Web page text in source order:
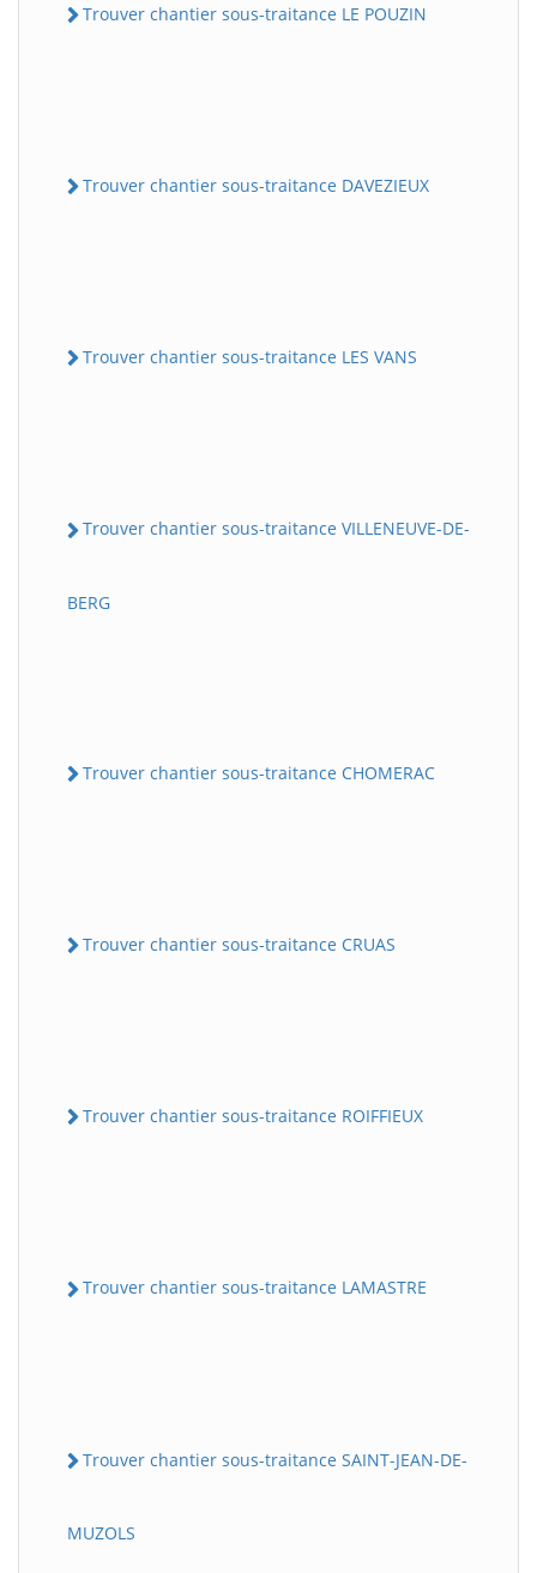
Trouver chantier sous-traitance LE POUZIN
Trouver chantier sous-traitance DAVEZIEUX
Trouver chantier sous-traitance LES VANS
Trouver chantier sous-traitance VILLENEUVE-DE-
BERG
Trouver chantier sous-traitance CHOMERAC
Trouver chantier sous-traitance CRUAS
Trouver chantier sous-traitance ROIFFIEUX
Trouver chantier sous-traitance LAMASTRE
Trouver chantier sous-traitance SAINT-JEAN-DE-
MUZOLS